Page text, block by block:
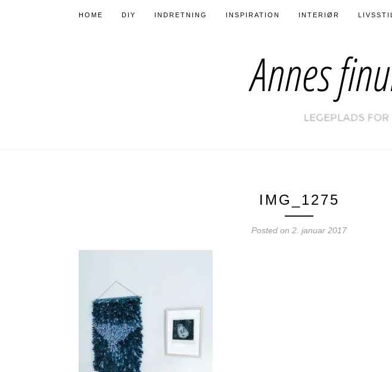
HOME DIY INDRETNING INSPIRATION INTERIØR LIVSSTIL
IMG_1275
Posted on 2. januar 2017